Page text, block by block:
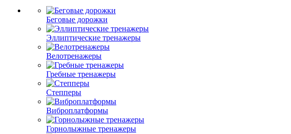
Беговые дорожки
Эллиптические тренажеры
Велотренажеры
Гребные тренажеры
Степперы
Виброплатформы
Горнолыжные тренажеры